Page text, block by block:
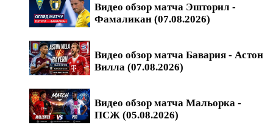
Видео обзор матча Эшторил -
Фамаликан (07.08.2026)
Видео обзор матча Бавария - Астон
Вилла (07.08.2026)
Видео обзор матча Мальорка -
ПСЖ (05.08.2026)